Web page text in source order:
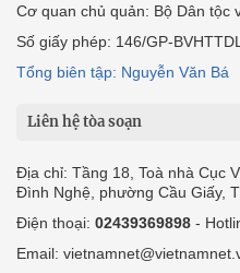
Cơ quan chủ quản: Bộ Dân tộc
Số giấy phép: 146/GP-
Tổng biên tập: Nguyễn Văn Bá
Liên hệ tòa soạn
Địa chỉ: Tầng 18, Toà nhà Cục
Đình Nghệ, phường Cầu Giấy,
Điện thoại: 02439369898 -
Email: